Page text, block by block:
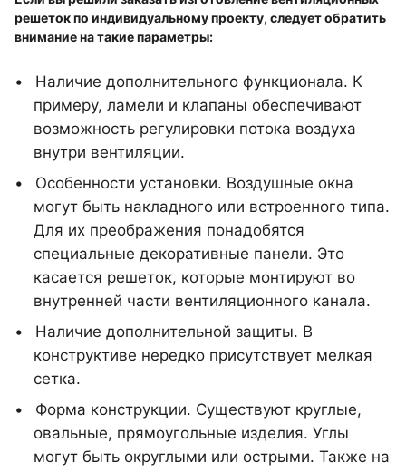
решеток по индивидуальному проекту, следует обратить
внимание на такие параметры:
Наличие дополнительного функционала. К
примеру, ламели и клапаны обеспечивают
возможность регулировки потока воздуха
внутри вентиляции.
Особенности установки. Воздушные окна
могут быть накладного или встроенного типа.
Для их преображения понадобятся
специальные декоративные панели. Это
касается решеток, которые монтируют во
внутренней части вентиляционного канала.
Наличие дополнительной защиты. В
конструктиве нередко присутствует мелкая
сетка.
Форма конструкции. Существуют круглые,
овальные, прямоугольные изделия. Углы
могут быть округлыми или острыми. Также на